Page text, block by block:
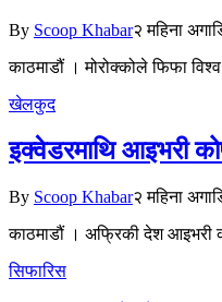
By Scoop Khabar२ महिना
काठमाडौं । मोरोक्कोले फिफा
खेलकुद
इक्वेडरमाथि आइभरी
By Scoop Khabar२ महिना
काठमाडौं । अफ्रिकी देश आइभरी
सिफारिस